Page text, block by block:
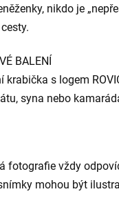
nikdo je
BALENÍ
krabička s logem
syna nebo
fotografie vždy
mohou být